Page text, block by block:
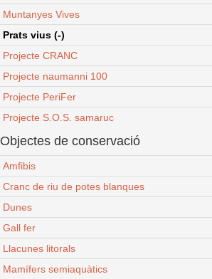
Muntanyes Vives
Prats vius (-)
Projecte CRANC
Projecte naumanni 100
Projecte PeriFer
Projecte S.O.S. samaruc
Objectes de conservació
Amfibis
Cranc de riu de potes blanques
Dunes
Gall fer
Llacunes litorals
Mamífers semiaquàtics